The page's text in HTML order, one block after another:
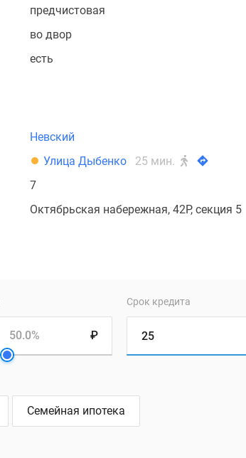
предчистовая
во двор
есть
Невский
Улица Дыбенко
25 мин.
7
Октябрьская набережная, 42Р, секция 5
₽
50.0%
Срок кредита
Семейная ипотека